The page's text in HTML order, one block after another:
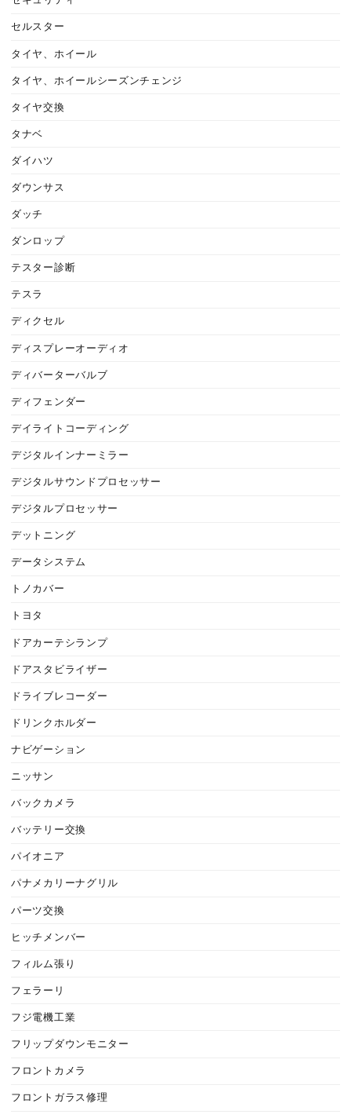
セルスター
タイヤ、ホイール
タイヤ、ホイールシーズンチェンジ
タイヤ交換
タナベ
ダイハツ
ダウンサス
ダッチ
ダンロップ
テスター診断
テスラ
ディクセル
ディスプレーオーディオ
ディバーターバルブ
ディフェンダー
デイライトコーディング
デジタルインナーミラー
デジタルサウンドプロセッサー
デジタルプロセッサー
デットニング
データシステム
トノカバー
トヨタ
ドアカーテシランプ
ドアスタビライザー
ドライブレコーダー
ドリンクホルダー
ナビゲーション
ニッサン
バックカメラ
バッテリー交換
パイオニア
パナメカリーナグリル
パーツ交換
ヒッチメンバー
フィルム張り
フェラーリ
フジ電機工業
フリップダウンモニター
フロントカメラ
フロントガラス修理